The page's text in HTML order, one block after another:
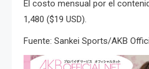
El costo mensual por el
1,480 ($19 USD).
Fuente: Sankei Sports/AKB